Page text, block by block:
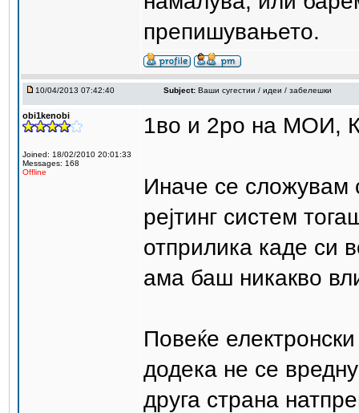
препишувањето.
10/04/2013 07:42:40 Subject: Ваши сугестии / идеи / забелешки
obi1kenobi
Joined: 18/02/2010 20:01:33
Messages: 168
Offline
1во и 2ро на МОИ,
Иначе се сложувам
рејтинг систем
отприлика каде си
ама баш никакво
Повеќе
додека не се
друга страна